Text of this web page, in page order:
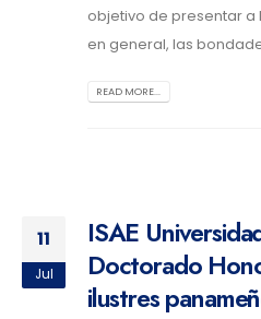
objetivo de presentar
en general, las
READ MORE...
11
Jul
ISAE
Doctorado
ilustres